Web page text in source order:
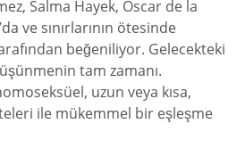
Salma Hayek, Oscar de la
ve sınırlarının ötesinde
beğeniliyor. Gelecekteki
tam zamanı.
uzun veya kısa,
ile mükemmel bir eşleşme